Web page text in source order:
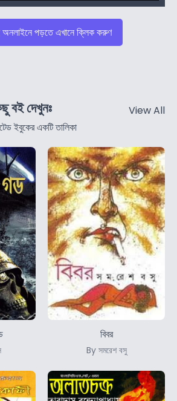
অনলাইনে পড়তে এখানে ক্লিক করুণ
বই দেখুনঃ
ইবুকের একটি তালিকা
View All
বিবর
By সমরেশ বসু